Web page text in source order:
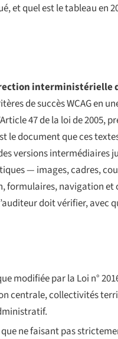
et quel est le tableau en
interministérielle
de succès WCAG en
47 de la loi de 2005,
le document que ces
versions intermédiaires
— images, cadres,
navigation
doit vérifier,
modifiée par la Loi n°
centrale, collectivités
ne faisant pas